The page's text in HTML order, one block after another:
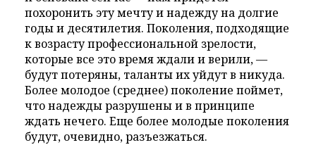
похоронить эту мечту и надежду на долгие
годы и десятилетия. Поколения, подходящие
к возрасту профессиональной зрелости,
которые все это время ждали и верили, —
будут потеряны, таланты их уйдут в никуда.
Более молодое (среднее) поколение поймет,
что надежды разрушены и в принципе
ждать нечего. Еще более молодые поколения
будут, очевидно, разъезжаться.